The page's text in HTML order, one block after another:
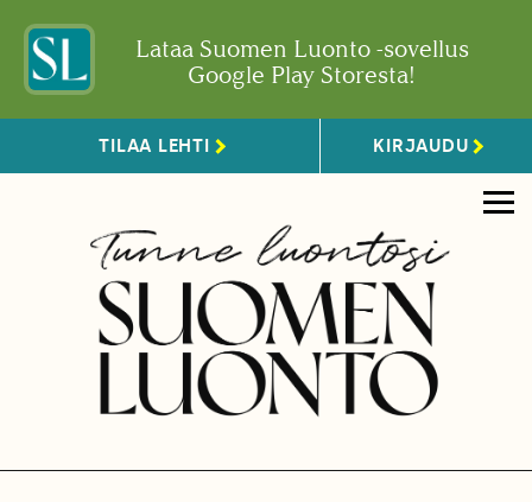
Lataa Suomen Luonto -sovellus
Google Play Storesta!
TILAA LEHTI KIRJAUDU